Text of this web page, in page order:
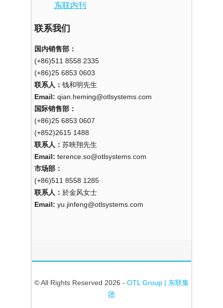
东联内刊
联系我们
国内销售部：
(+86)511 8558 2335
(+86)25 6853 0603
联系人： 钱和明先生
Email: qian.heming@otlsystems.com
国际销售部：
(+86)25 6853 0607
(+852)2615 1488
联系人： 苏映翔先生
Email: terence.so@otlsystems.com
市场部：
(+86)511 8558 1285
联系人： 於金风女士
Email: yu.jinfeng@otlsystems.com
© All Rights Reserved 2026 - OTL Group | 东联集
团